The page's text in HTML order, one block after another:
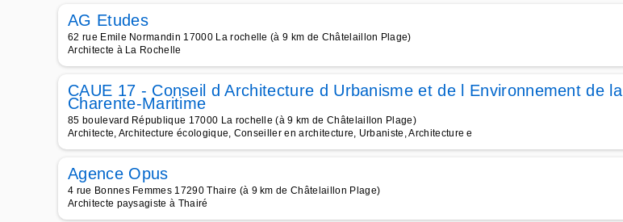
AG Etudes
62 rue Emile Normandin 17000 La rochelle (à 9 km de Châtelaillon Plage)
Architecte à La Rochelle
CAUE 17 - Conseil d Architecture d Urbanisme et de l Environnement de la
Charente-Maritime
85 boulevard République 17000 La rochelle (à 9 km de Châtelaillon Plage)
Architecte, Architecture écologique, Conseiller en architecture, Urbaniste, Architecture e
Agence Opus
4 rue Bonnes Femmes 17290 Thaire (à 9 km de Châtelaillon Plage)
Architecte paysagiste à Thairé